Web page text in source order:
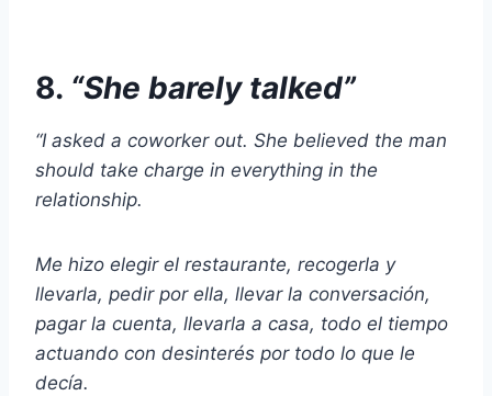
8. “She barely talked”
“I asked a coworker out. She believed the man
should take charge in everything in the
relationship.
Me hizo elegir el restaurante, recogerla y
llevarla, pedir por ella, llevar la conversación,
pagar la cuenta, llevarla a casa, todo el tiempo
actuando con desinterés por todo lo que le
decía.